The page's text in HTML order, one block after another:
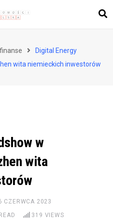
Digital Energy
wita niemieckich inwestorów
w
wita
CZERWCA 2023
319 VIEWS